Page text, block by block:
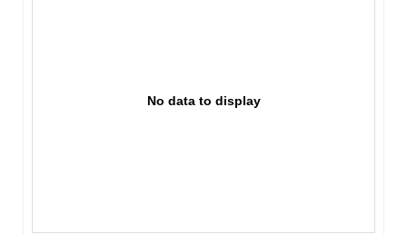
No data to display